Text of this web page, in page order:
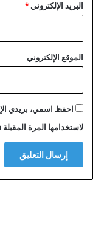
البريد الإلكتروني*
الموقع الإلكتروني
احفظ اسمي، بريدي
لاستخدامها المرة